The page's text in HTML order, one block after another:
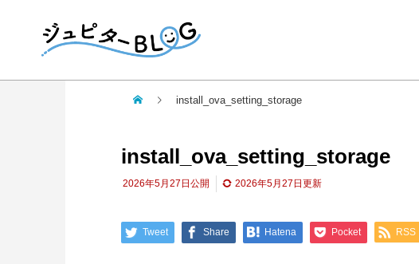
install_ova_setting_storage
install_ova_setting_storage
2026年5月27日 公開 2026年5月27日 更新
Tweet Share Hatena Pocket RSS